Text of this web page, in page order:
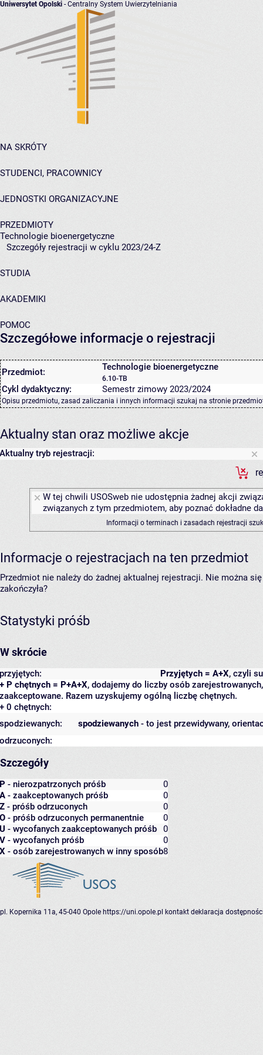
Uniwersytet Opolski - Centralny System Uwierzytelniania
NA SKRÓTY
STUDENCI, PRACOWNICY
JEDNOSTKI ORGANIZACYJNE
PRZEDMIOTY
Technologie bioenergetyczne
Szczegóły rejestracji w cyklu 2023/24-Z
STUDIA
AKADEMIKI
POMOC
Szczegółowe informacje o rejestracji
Przedmiot: Technologie bioenergetyczne
6.10-TB
Cykl dydaktyczny: Semestr zimowy 2023/2024
Opisu przedmiotu, zasad zaliczania i innych informacji szukaj na stronie
Aktualny stan oraz możliwe akcje
Aktualny tryb rejestracji:
W tej chwili USOSweb nie udostępnia żadnej akcji
związanych z tym przedmiotem, aby poznać dokładne
Informacji o terminach i zasadach rejestracji
Informacje o rejestracjach na ten przedmiot
Przedmiot nie należy do żadnej aktualnej rejestracji. Nie można
zakończyła?
Statystyki próśb
W skrócie
Przyjętych = A+X, czyli
przyjętych:
+ P chętnych = P+A+X, dodajemy do liczby osób
zaakceptowane. Razem uzyskujemy ogólną liczbę chętnych.
+ 0 chętnych:
spodziewanych - to jest przewidywany,
spodziewanych:
odrzuconych:
Szczegóły
P - nierozpatrzonych próśb
0
A - zaakceptowanych próśb
0
Z - próśb odrzuconych
0
O - próśb odrzuconych permanentnie
0
U - wycofanych zaakceptowanych próśb
0
V - wycofanych próśb
0
X - osób zarejestrowanych w inny sposób8
pl. Kopernika 11a, 45-040 Opole https://uni.opole.pl kontakt deklaracja